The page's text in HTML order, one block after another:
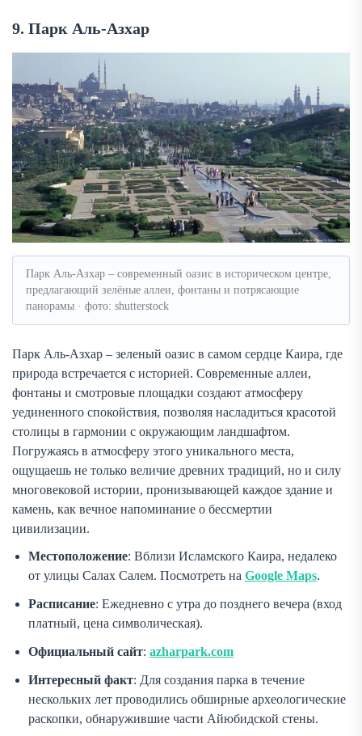
9. Парк Аль-Азхар
Парк Аль-Азхар – современный оазис в историческом центре,
предлагающий зелёные аллеи, фонтаны и потрясающие
панорамы · фото: shutterstock
Парк Аль-Азхар – зеленый оазис в самом сердце Каира, где
природа встречается с историей. Современные аллеи,
фонтаны и смотровые площадки создают атмосферу
уединенного спокойствия, позволяя насладиться красотой
столицы в гармонии с окружающим ландшафтом.
Погружаясь в атмосферу этого уникального места,
ощущаешь не только величие древних традиций, но и силу
многовековой истории, пронизывающей каждое здание и
камень, как вечное напоминание о бессмертии
цивилизации.
Местоположение: Вблизи Исламского Каира, недалеко
от улицы Салах Салем. Посмотреть на Google Maps.
Расписание: Ежедневно с утра до позднего вечера (вход
платный, цена символическая).
Официальный сайт: azharpark.com
Интересный факт: Для создания парка в течение
нескольких лет проводились обширные археологические
раскопки, обнаружившие части Айюбидской стены.